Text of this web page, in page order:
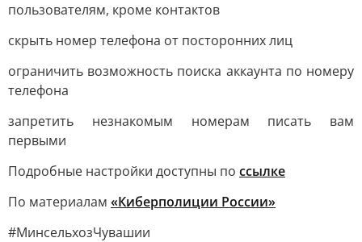
пользователям, кроме контактов
скрыть номер телефона от посторонних лиц
ограничить возможность поиска аккаунта по номеру
телефона
запретить незнакомым номерам писать вам
первыми
Подробные настройки доступны по ссылке
По материалам «Киберполиции России»
#МинсельхозЧувашии